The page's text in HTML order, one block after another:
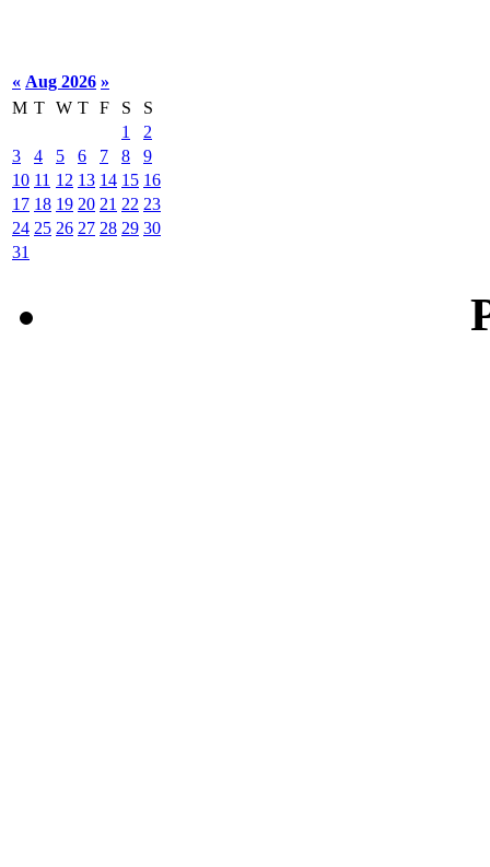
« Aug 2026 »
M T W T F S
S
1
2
3
4 5 6 7 8
9
10 11 12 13 14 15 16
17 18 19 20 21 22 23
24 25 26 27 28 29 30
31